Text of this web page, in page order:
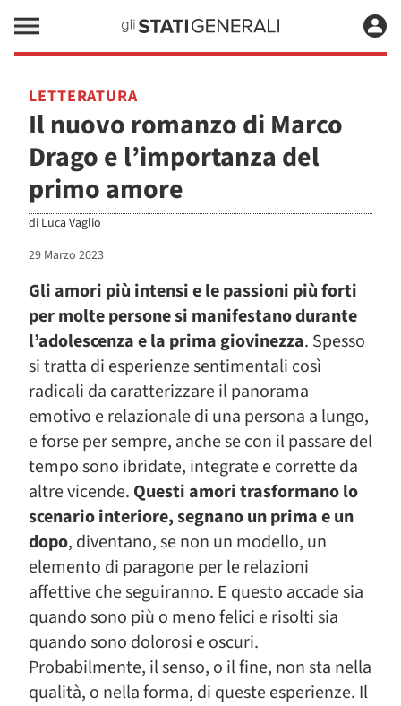
LETTERATURA
Il nuovo romanzo di Marco
Drago e l’importanza del
primo amore
di Luca Vaglio
29 Marzo 2023
Gli amori più intensi e le passioni più forti
per molte persone si manifestano durante
l’adolescenza e la prima giovinezza. Spesso
si tratta di esperienze sentimentali così
radicali da caratterizzare il panorama
emotivo e relazionale di una persona a lungo,
e forse per sempre, anche se con il passare del
tempo sono ibridate, integrate e corrette da
altre vicende. Questi amori trasformano lo
scenario interiore, segnano un prima e un
dopo, diventano, se non un modello, un
elemento di paragone per le relazioni
affettive che seguiranno. E questo accade sia
quando sono più o meno felici e risolti sia
quando sono dolorosi e oscuri.
Probabilmente, il senso, o il fine, non sta nella
qualità, o nella forma, di queste esperienze. Il